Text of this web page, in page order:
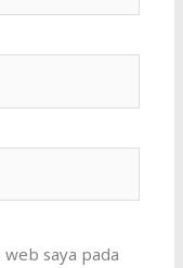
saya pada